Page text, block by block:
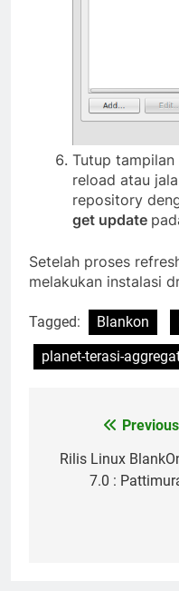
Tutup
reload atau
repository
get update
Setelah proses
melakukan instalasi
Tagged: Blankon
planet-terasi-
navigation
Rilis Linux
7.0 :